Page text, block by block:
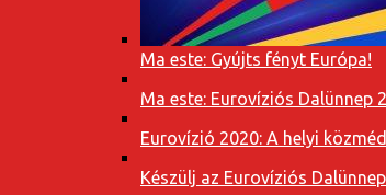
Ma este: Gyújts fényt Európa!
Ma este: Eurovíziós Dalünnep
Eurovízió 2020: A helyi
Készülj az Eurovíziós